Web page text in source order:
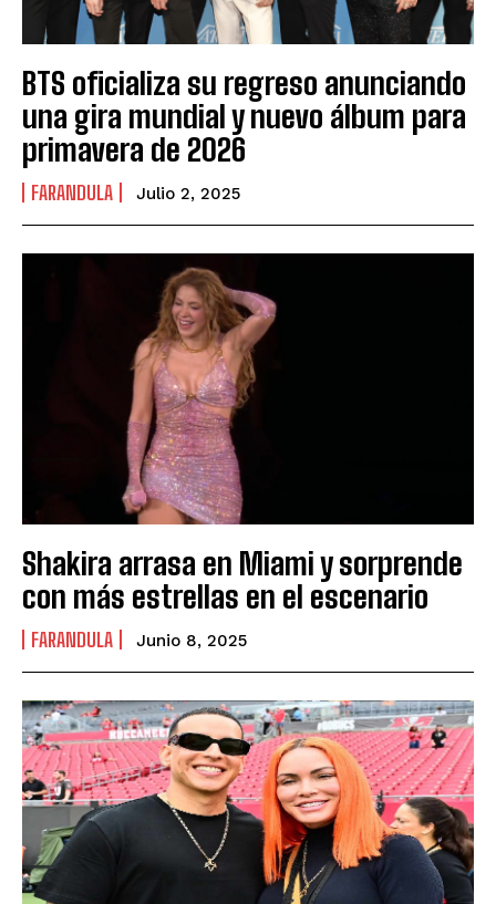
BTS oficializa su regreso anunciando
una gira mundial y nuevo álbum para
primavera de 2026
FARANDULA Julio 2, 2025
Shakira arrasa en Miami y sorprende
con más estrellas en el escenario
FARANDULA Junio 8, 2025